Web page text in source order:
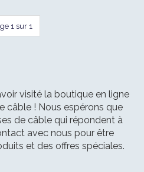
1 sur 1
visité la boutique en ligne
câble ! Nous espérons que
de câble qui répondent à
avec nous pour être
et des offres spéciales.